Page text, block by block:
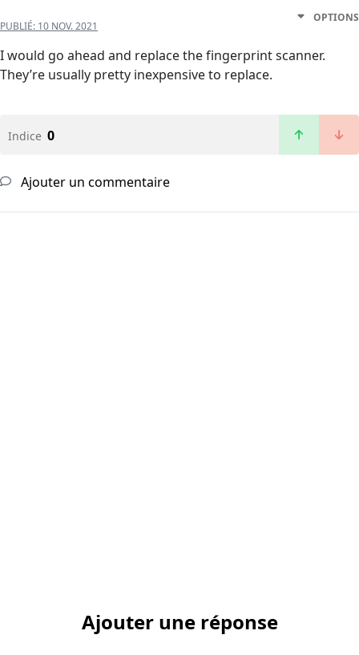
PUBLIÉ: 10 NOV. 2021
OPTIONS
I would go ahead and replace the fingerprint scanner.
They’re usually pretty inexpensive to replace.
Indice 0
Ajouter un commentaire
Ajouter une réponse